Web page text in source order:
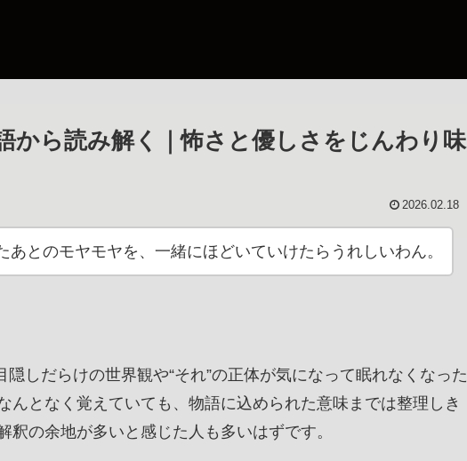
から読み解く｜怖さと優しさをじんわり味
2026.02.18
あとのモヤモヤを、一緒にほどいていけたらうれしいわん。
しだらけの世界観や“それ”の正体が気になって眠れなくなった
んとなく覚えていても、物語に込められた意味までは整理しき
の余地が多いと感じた人も多いはずです。